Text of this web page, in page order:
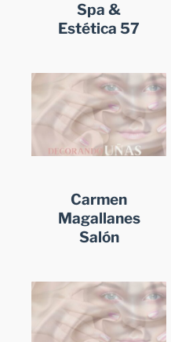
Spa &
Estética 57
Carmen
Magallanes
Salón